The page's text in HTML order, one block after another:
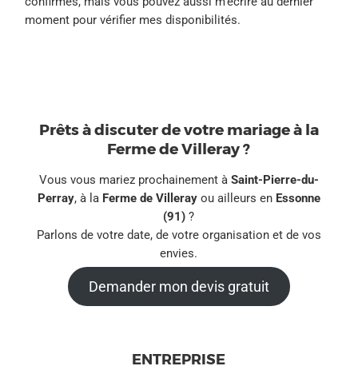
moment pour vérifier mes disponibilités.
Prêts à discuter de votre mariage à la
Ferme de Villeray ?
Vous vous mariez prochainement à Saint-Pierre-du-
Perray, à la Ferme de Villerayou ailleurs en Essonne
(91) ?
Parlons de votre date, de votre organisation et de vos
envies.
Demander mon devis gratuit
ENTREPRISE